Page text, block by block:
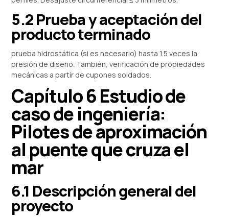
5.2 Prueba y aceptación del
producto terminado
prueba hidrostática (si es necesario) hasta 1.5 veces la
presión de diseño. También, verificación de propiedades
mecánicas a partir de cupones soldados.
Capítulo 6 Estudio de
caso de ingeniería:
Pilotes de aproximación
al puente que cruza el
mar
6.1 Descripción general del
proyecto